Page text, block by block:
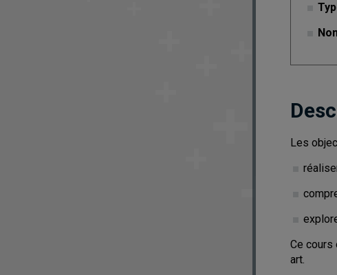
Les
Ce cours
art.